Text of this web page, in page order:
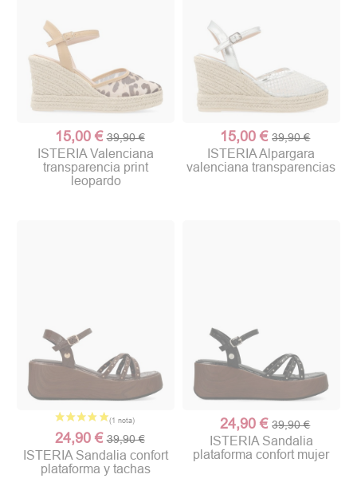
15,00 € 39,90 €
ISTERIA Valenciana
transparencia print
leopardo
15,00 € 39,90 €
ISTERIA Alpargara
valenciana transparencias
24,90 € 39,90 €
ISTERIA Sandalia confort
plataforma y tachas
24,90 € 39,90 €
ISTERIA Sandalia
plataforma confort mujer